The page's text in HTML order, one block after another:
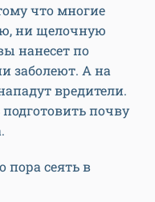
что многие
ни щелочную
нанесет по
заболеют. А на
вредители.
почву
пора сеять в